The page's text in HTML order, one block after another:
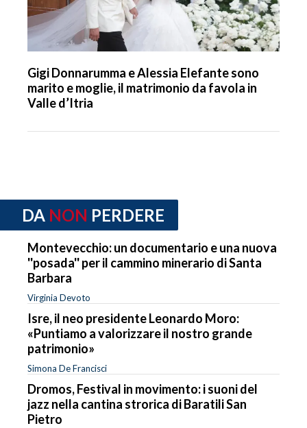
Gigi Donnarumma e Alessia Elefante sono
marito e moglie, il matrimonio da favola in
Valle d’Itria
DA NON PERDERE
Montevecchio: un documentario e una nuova
''posada'' per il cammino minerario di Santa
Barbara
Virginia Devoto
Isre, il neo presidente Leonardo Moro:
«Puntiamo a valorizzare il nostro grande
patrimonio»
Simona De Francisci
Dromos, Festival in movimento: i suoni del
jazz nella cantina strorica di Baratili San
Pietro